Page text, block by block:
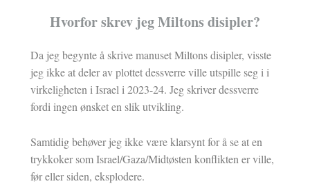
Hvorfor skrev jeg Miltons disipler?
Da jeg begynte å skrive manuset Miltons disipler, visste
jeg ikke at deler av plottet dessverre ville utspille seg i i
virkeligheten i Israel i 2023-24. Jeg skriver dessverre
fordi ingen ønsket en slik utvikling.
Samtidig behøver jeg ikke være klarsynt for å se at en
trykkoker som Israel/Gaza/Midtøsten konflikten er ville,
før eller siden, eksplodere.